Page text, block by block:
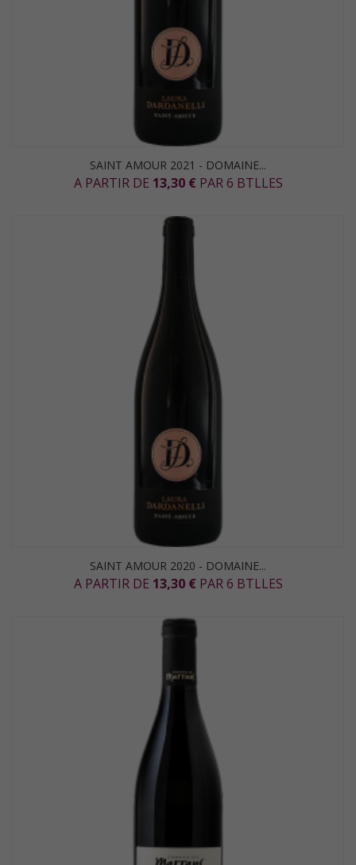
SAINT AMOUR 2021 - DOMAINE...
A PARTIR DE 13,30 € PAR 6 BTLLES
SAINT AMOUR 2020 - DOMAINE...
A PARTIR DE 13,30 € PAR 6 BTLLES